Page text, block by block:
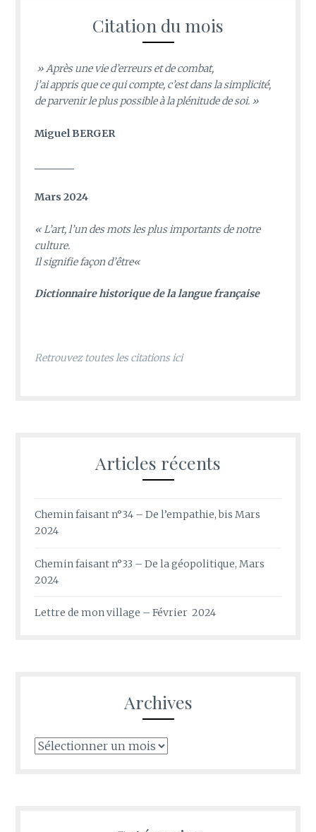
Citation du mois
» Après une vie d’erreurs et de combat,
j’ai appris que ce qui compte, c’est dans la simplicité,
de parvenir le plus possible à la plénitude de soi. »
Miguel BERGER
Mars 2024
«L’art, l’un des mots les plus importants de notre
culture.
Il signifie façon d’être«
Dictionnaire historique de la langue française
Retrouvez toutes les citations ici
Articles récents
Chemin faisant n°34 – De l’empathie, bis Mars
2024
Chemin faisant n°33 – De la géopolitique, Mars
2024
Lettre de mon village – Février 2024
Archives
Archives